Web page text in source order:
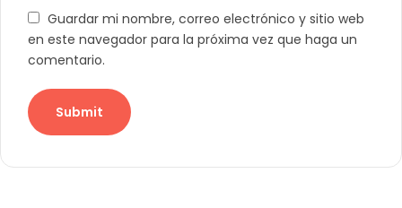
Guardar mi nombre, correo electrónico y sitio web
en este navegador para la próxima vez que haga un
comentario.